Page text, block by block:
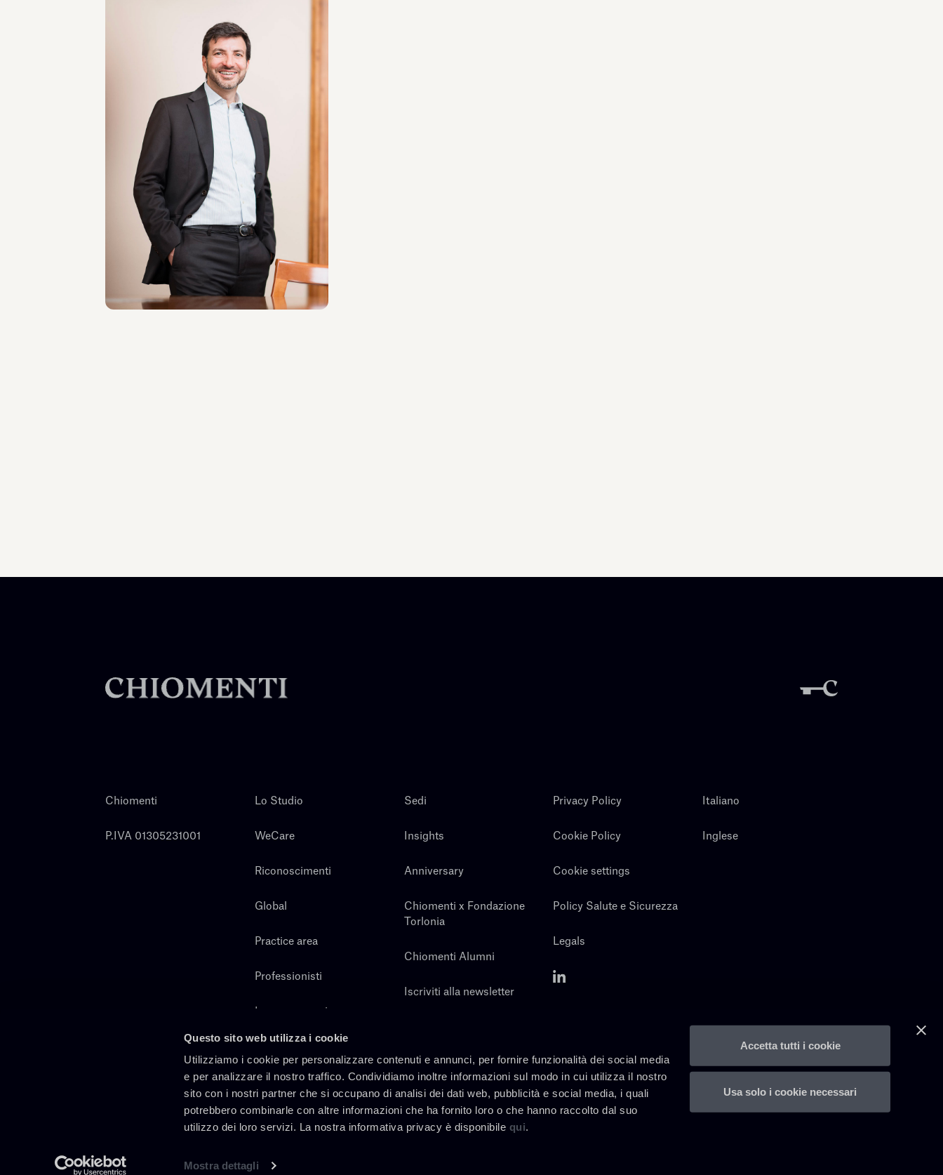
Questo sito web utilizza i cookie
Utilizziamo i cookie per personalizzare contenuti e annunci, per fornire funzionalità dei social media
e per analizzare il nostro traffico. Condividiamo inoltre informazioni sul modo in cui utilizza il nostro
sito con i nostri partner che si occupano di analisi dei dati web, pubblicità e social media, i quali
potrebbero combinarle con altre informazioni che ha fornito loro o che hanno raccolto dal suo
utilizzo dei loro servizi. La nostra informativa privacy è disponibile qui.
Mostra dettagli
Accetta tutti i cookie
Usa solo i cookie necessari
PARTNER
Raffaele Russo
SEDI
Roma
Scopri il professionista
Chiomenti
P.IVA 01305231001
Lo Studio
WeCare
Riconoscimenti
Global
Practice area
Professionisti
Lavora con noi
Sedi
Insights
Anniversary
Chiomenti x Fondazione
Torlonia
Chiomenti Alumni
Iscriviti alla newsletter
Privacy Policy
Cookie Policy
Cookie settings
Policy Salute e Sicurezza
Legals
Italiano
Inglese